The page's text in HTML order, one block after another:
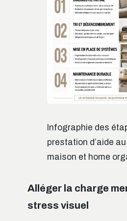
Infographie des
prestation d’aide
maison et home
Alléger la charge
stress visuel